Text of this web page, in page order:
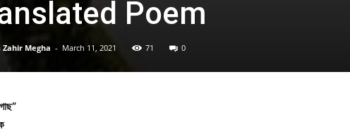
Poem
Zahir Megha - March 11, 2021 71 0